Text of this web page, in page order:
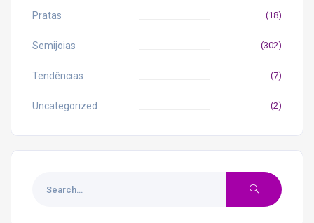
Pratas (18)
Semijoias (302)
Tendências (7)
Uncategorized (2)